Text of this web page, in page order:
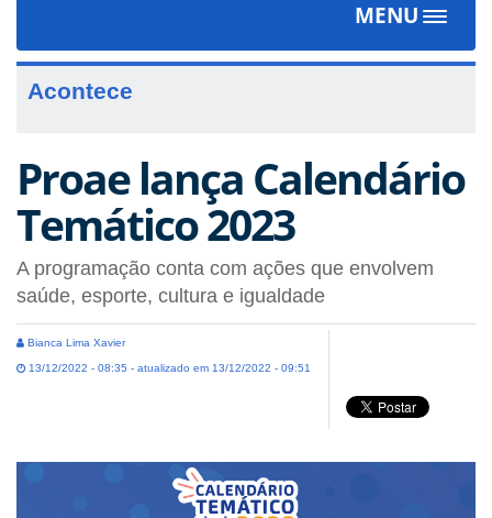
MENU
Toggle
Acontece
Proae lança Calendário
Temático 2023
A programação conta com ações que envolvem
saúde, esporte, cultura e igualdade
Bianca Lima Xavier
13/12/2022 - 08:35 - atualizado em 13/12/2022 - 09:51